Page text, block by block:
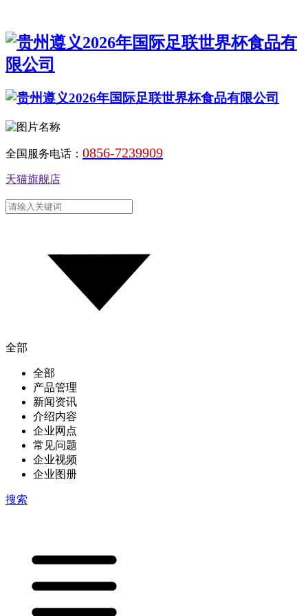
全国服务电话： 0856-7239909
天猫旗舰店
全部
全部
产品管理
新闻资讯
介绍内容
企业网点
常见问题
企业视频
企业图册
搜索